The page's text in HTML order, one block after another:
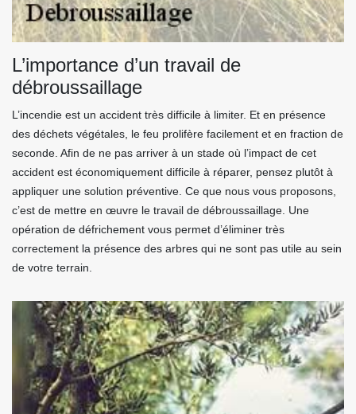
L’importance d’un travail de
débroussaillage
L’incendie est un accident très difficile à limiter. Et en présence
des déchets végétales, le feu prolifère facilement et en fraction de
seconde. Afin de ne pas arriver à un stade où l’impact de cet
accident est économiquement difficile à réparer, pensez plutôt à
appliquer une solution préventive. Ce que nous vous proposons,
c’est de mettre en œuvre le travail de débroussaillage. Une
opération de défrichement vous permet d’éliminer très
correctement la présence des arbres qui ne sont pas utile au sein
de votre terrain.